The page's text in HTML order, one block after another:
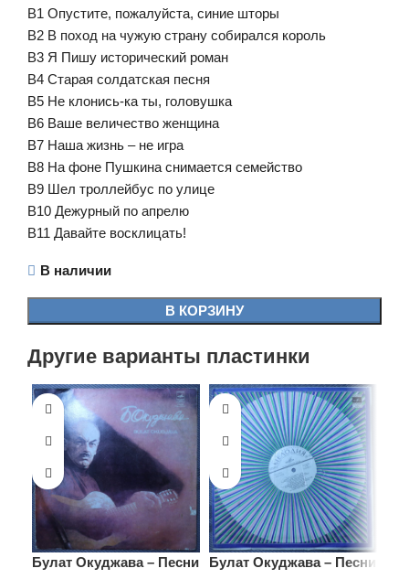
B1 Опустите, пожалуйста, синие шторы
B2 В поход на чужую страну собирался король
B3 Я Пишу исторический роман
B4 Старая солдатская песня
B5 Не клонись-ка ты, головушка
B6 Ваше величество женщина
B7 Наша жизнь – не игра
B8 На фоне Пушкина снимается семейство
B9 Шел троллейбус по улице
B10 Дежурный по апрелю
B11 Давайте восклицать!
В наличии
В КОРЗИНУ
Другие варианты пластинки
Булат Окуджава – Песни Булат Окуджава – Песни